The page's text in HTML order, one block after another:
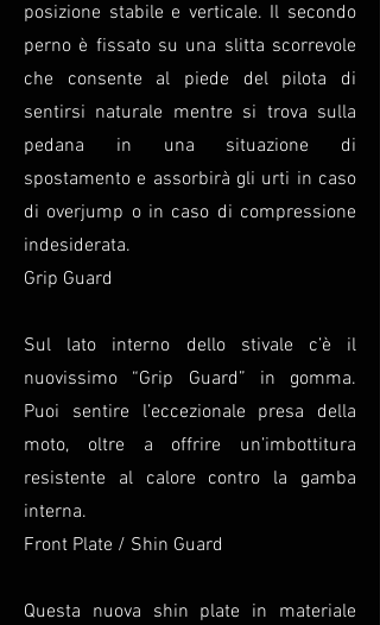
posizione stabile e verticale. Il secondo
perno è fissato su una slitta scorrevole
che consente al piede del pilota di
sentirsi naturale mentre si trova sulla
pedana in una situazione di
spostamento e assorbirà gli urti in caso
di overjump o in caso di compressione
indesiderata.
Grip Guard
Sul lato interno dello stivale c’è il
nuovissimo “Grip Guard” in gomma.
Puoi sentire l’eccezionale presa della
moto, oltre a offrire un’imbottitura
resistente al calore contro la gamba
interna.
Front Plate / Shin Guard
Questa nuova shin plate in materiale